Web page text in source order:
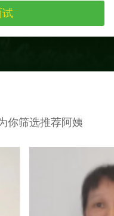
你筛选推荐阿姨